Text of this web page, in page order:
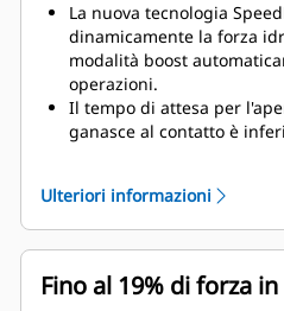
La nuova tecnologia
dinamicamente la forza
modalità boost
operazioni.
Il tempo di attesa per
ganasce al contatto è
La massima forza di
applicata non appena la
materiale.
Ulteriori informazioni
Fino al 19% di forza